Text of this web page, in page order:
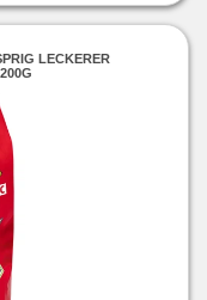
LECKERER